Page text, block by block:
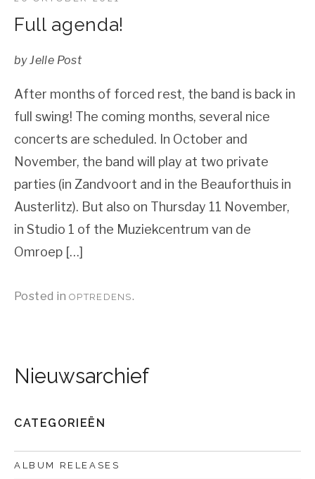
Full agenda!
byJelle Post
After months of forced rest, the band is back in
full swing! The coming months, several nice
concerts are scheduled. In October and
November, the band will play at two private
parties (in Zandvoort and in the Beauforthuis in
Austerlitz). But also on Thursday 11 November,
in Studio 1 of the Muziekcentrum van de
Omroep […]
Posted in OPTREDENS.
Nieuwsarchief
CATEGORIEËN
ALBUM RELEASES